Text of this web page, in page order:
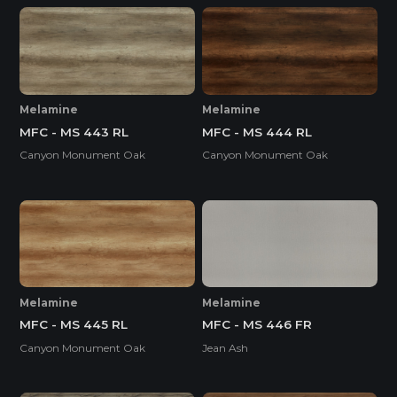
Melamine
MFC - MS 443 RL
Canyon Monument Oak
Melamine
MFC - MS 444 RL
Canyon Monument Oak
Melamine
MFC - MS 445 RL
Canyon Monument Oak
Melamine
MFC - MS 446 FR
Jean Ash